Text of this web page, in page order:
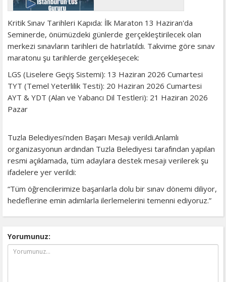
Kritik Sınav Tarihleri Kapıda: İlk Maraton 13 Haziran'da
Seminerde, önümüzdeki günlerde gerçekleştirilecek olan
merkezi sınavların tarihleri de hatırlatıldı. Takvime göre sınav
maratonu şu tarihlerde gerçekleşecek:
LGS (Liselere Geçiş Sistemi): 13 Haziran 2026 Cumartesi
TYT (Temel Yeterlilik Testi): 20 Haziran 2026 Cumartesi
AYT & YDT (Alan ve Yabancı Dil Testleri): 21 Haziran 2026
Pazar
Tuzla Belediyesi'nden Başarı Mesajı verildi.Anlamlı
organizasyonun ardından Tuzla Belediyesi tarafından yapılan
resmi açıklamada, tüm adaylara destek mesajı verilerek şu
ifadelere yer verildi:
“Tüm öğrencilerimize başarılarla dolu bir sınav dönemi diliyor,
hedeflerine emin adımlarla ilerlemelerini temenni ediyoruz.”
Yorumunuz: